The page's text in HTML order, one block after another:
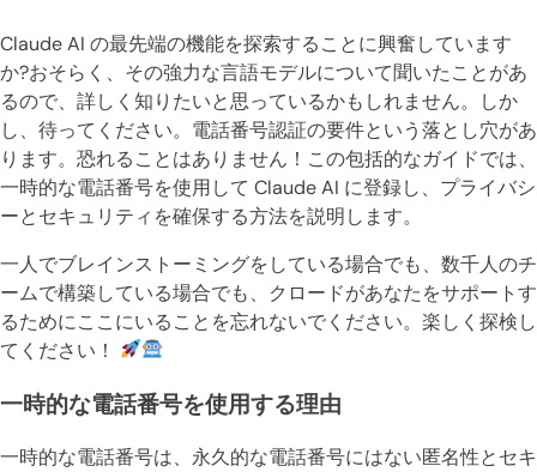
Claude AI の最先端の機能を探索することに興奮しています
か?おそらく、その強力な言語モデルについて聞いたことがあ
るので、詳しく知りたいと思っているかもしれません。しか
し、待ってください。電話番号認証の要件という落とし穴があ
ります。恐れることはありません！この包括的なガイドでは、
一時的な電話番号を使用して Claude AI に登録し、プライバシ
ーとセキュリティを確保する方法を説明します。
一人でブレインストーミングをしている場合でも、数千人のチ
ームで構築している場合でも、クロードがあなたをサポートす
るためにここにいることを忘れないでください。楽しく探検し
てください！
一時的な電話番号を使用する理由
一時的な電話番号は、永久的な電話番号にはない匿名性とセキ